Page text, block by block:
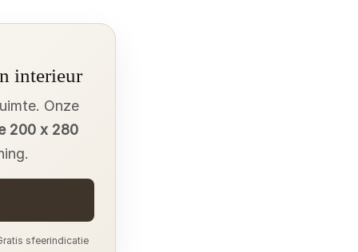
interieur
Onze
200 x 280
sfeerindicatie